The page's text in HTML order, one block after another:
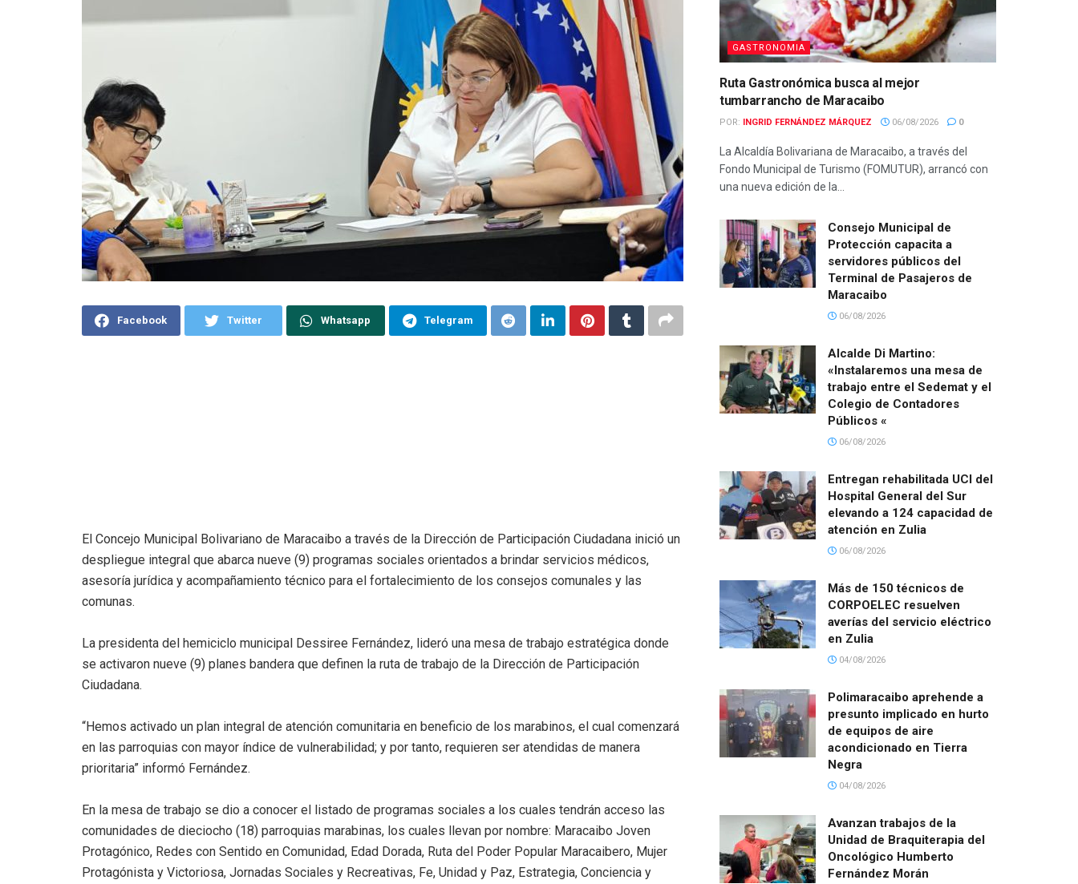
Facebook Twitter Whatsapp Telegram
El Concejo Municipal Bolivariano de Maracaibo a través de la Dirección de Participación Ciudadana inició un
despliegue integral que abarca nueve (9) programas sociales orientados a brindar servicios médicos,
asesoría jurídica y acompañamiento técnico para el fortalecimiento de los consejos comunales y las
comunas.
La presidenta del hemiciclo municipal Dessiree Fernández, lideró una mesa de trabajo estratégica donde
se activaron nueve (9) planes bandera que definen la ruta de trabajo de la Dirección de Participación
Ciudadana.
“Hemos activado un plan integral de atención comunitaria en beneficio de los marabinos, el cual comenzará
en las parroquias con mayor índice de vulnerabilidad; y por tanto, requieren ser atendidas de manera
prioritaria” informó Fernández.
En la mesa de trabajo se dio a conocer el listado de programas sociales a los cuales tendrán acceso las
comunidades de dieciocho (18) parroquias marabinas, los cuales llevan por nombre: Maracaibo Joven
Protagónico, Redes con Sentido en Comunidad, Edad Dorada, Ruta del Poder Popular Maracaibero, Mujer
Protagónista y Victoriosa, Jornadas Sociales y Recreativas, Fe, Unidad y Paz, Estrategia, Conciencia y
GASTRONOMIA
Ruta Gastronómica busca al mejor
tumbarrancho de Maracaibo
POR: INGRID FERNÁNDEZ MÁRQUEZ 06/08/2026 0
La Alcaldía Bolivariana de Maracaibo, a través del
Fondo Municipal de Turismo (FOMUTUR), arrancó con
una nueva edición de la...
Consejo Municipal de
Protección capacita a
servidores públicos del
Terminal de Pasajeros de
Maracaibo
06/08/2026
Alcalde Di Martino:
«Instalaremos una mesa de
trabajo entre el Sedemat y el
Colegio de Contadores
Públicos «
06/08/2026
Entregan rehabilitada UCI del
Hospital General del Sur
elevando a 124 capacidad de
atención en Zulia
06/08/2026
Más de 150 técnicos de
CORPOELEC resuelven
averías del servicio eléctrico
en Zulia
04/08/2026
Polimaracaibo aprehende a
presunto implicado en hurto
de equipos de aire
acondicionado en Tierra
Negra
04/08/2026
Avanzan trabajos de la
Unidad de Braquiterapia del
Oncológico Humberto
Fernández Morán